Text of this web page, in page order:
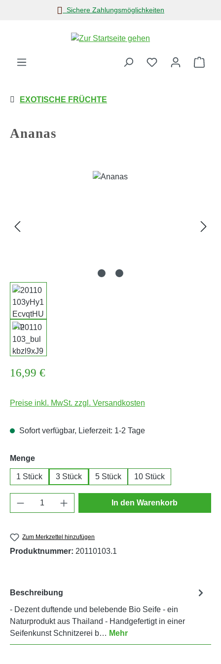
Zum Hauptinhalt springenSichere Zahlungsmöglichkeiten
EXOTISCHE FRÜCHTE
Ananas
Bildergalerie überspringen
Regulärer Preis:
16,99 €
Preise inkl. MwSt. zzgl. Versandkosten
Sofort verfügbar, Lieferzeit: 1-2 Tage
Mengeauswählen
1 Stück 3 Stück 5 Stück 10 Stück
Produkt Anzahl: Gib den gewünschten
In den Warenkorb
Zum Merkzettel hinzufügen
Produktnummer: 20110103.1
Beschreibung
- Dezent duftende und belebende Bio Seife - ein
Naturprodukt aus Thailand - Handgefertigt in einer
Seifenkunst Schnitzerei b… Mehr